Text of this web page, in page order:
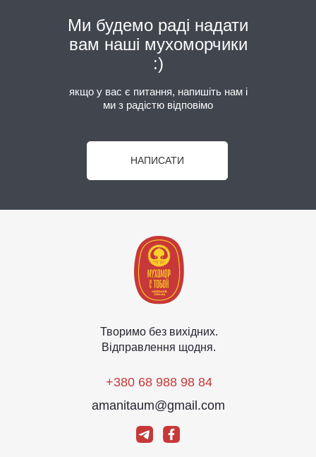
Ми будемо раді надати
вам наші мухоморчики
:)
якщо у вас є питання, напишіть нам і
ми з радістю відповімо
НАПИСАТИ
+380 68 988 98 84
amanitaum@gmail.com
Творимо без вихідних.
Відправлення щодня.